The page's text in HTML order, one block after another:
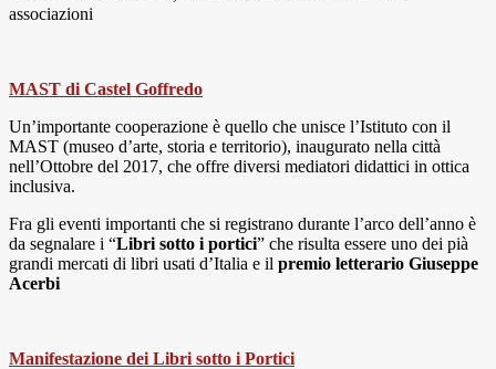
associazioni
MAST di Castel Goffredo
Un’importante cooperazione è quello che unisce l’Istituto con il
MAST (museo d’arte, storia e territorio), inaugurato nella città
nell’Ottobre del 2017, che offre diversi mediatori didattici in ottica
inclusiva.
Fra gli eventi importanti che si registrano durante l’arco dell’anno è
da segnalare i “Libri sotto i portici” che risulta essere uno dei pià
grandi mercati di libri usati d’Italia e il premio letterario Giuseppe
Acerbi
Manifestazione dei Libri sotto i Portici